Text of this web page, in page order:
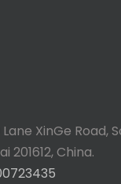
XinGe Road,
201612, China.